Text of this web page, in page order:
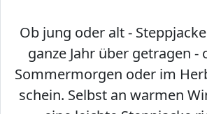
Ob jung oder alt -
ganze Jahr über getragen -
Sommermorgen oder im
schein. Selbst an warmen